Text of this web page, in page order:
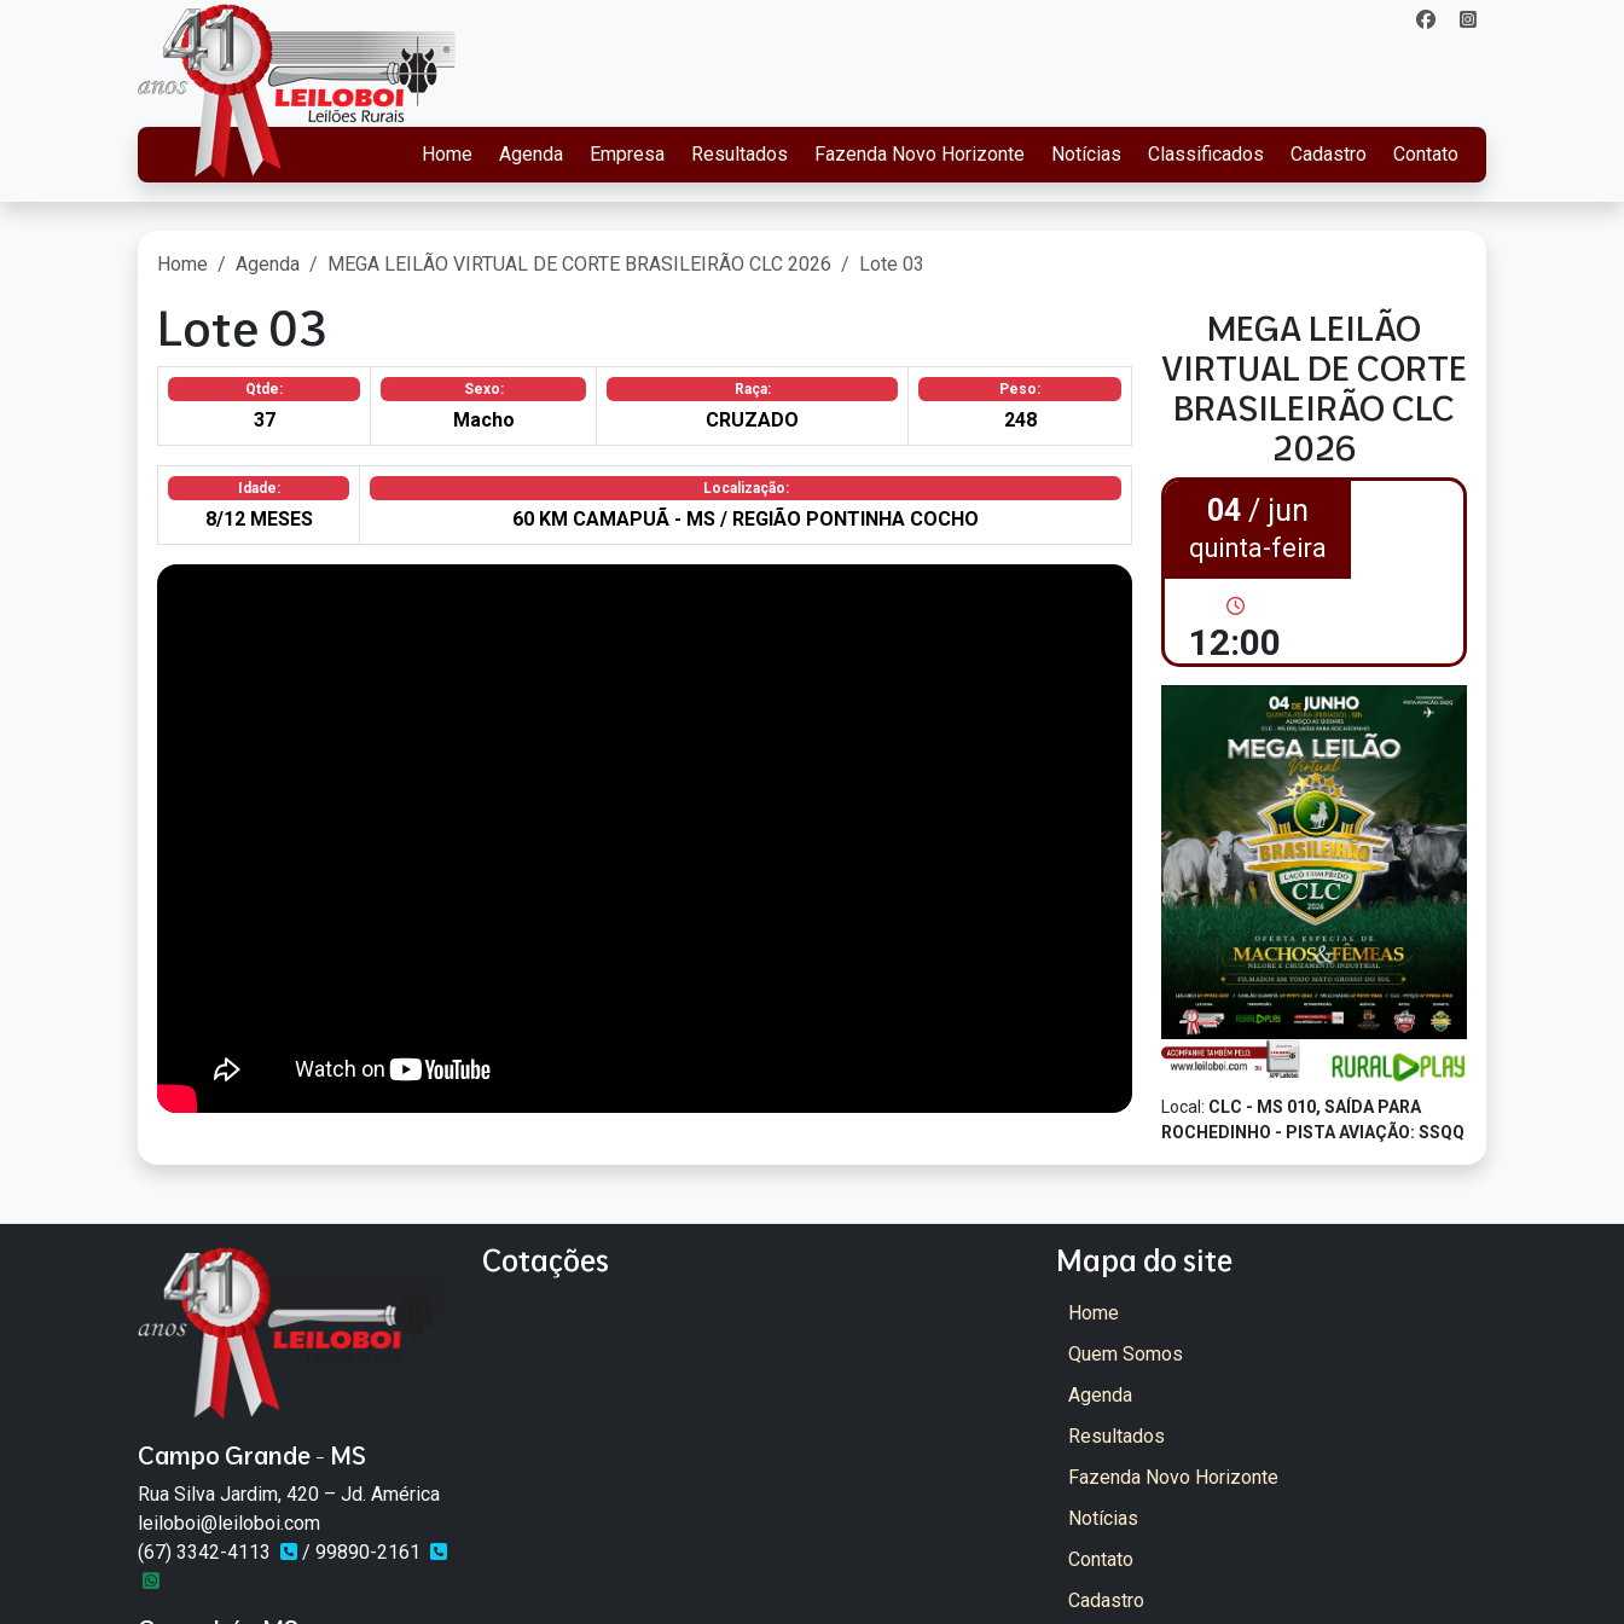
Home Agenda Empresa Resultados Fazenda Novo Horizonte Notícias Classificados Cadastro Contato
Home Agenda MEGA LEILÃO VIRTUAL DE CORTE BRASILEIRÃO CLC 2026 Lote 03
Lote 03
Qtde:
37
Sexo:
Macho
Raça:
CRUZADO
Peso:
248
Idade:
8/12 MESES
Localização:
60 KM CAMAPUÃ - MS / REGIÃO PONTINHA COCHO
MEGA LEILÃO
VIRTUAL DE CORTE
BRASILEIRÃO CLC
2026
04 / jun
quinta-feira
12:00
Local: CLC - MS 010, SAÍDA PARA
ROCHEDINHO - PISTA AVIAÇÃO: SSQQ
Campo Grande - MS
Rua Silva Jardim, 420 – Jd. América
leiloboi@leiloboi.com
(67) 3342-4113
/ 99890-2161
Cotações Mapa do site
Home
Quem Somos
Agenda
Resultados
Fazenda Novo Horizonte
Notícias
Contato
Cadastro